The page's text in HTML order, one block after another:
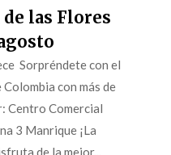
Sorpréndete con el
con más de
Comercial
3 Manrique ¡La
de la mejor...